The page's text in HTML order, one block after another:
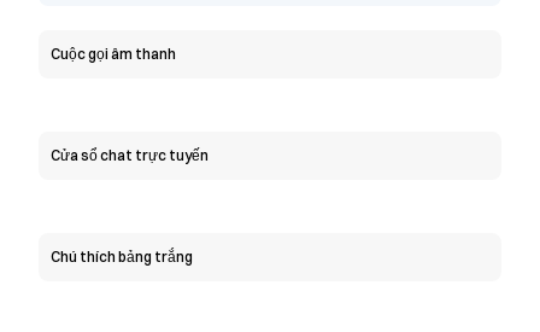
Cuộc gọi âm thanh
Cửa sổ chat trực tuyến
Chú thích bảng trắng